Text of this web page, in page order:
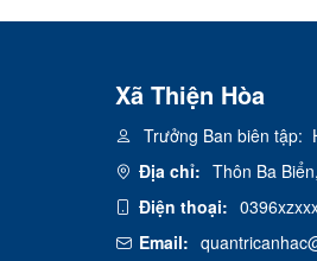
Xã Thiện Hòa
Trưởng Ban biên tập:
Địa chỉ: Thôn Ba
Điện thoại:
Email: